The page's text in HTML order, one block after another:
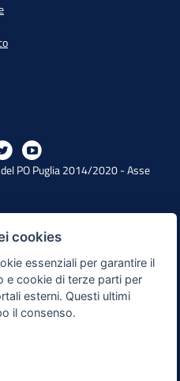
PO Puglia 2014/2020 - Asse
cookies
essenziali per garantire il
e cookie di terze parti per
esterni. Questi ultimi
il consenso.